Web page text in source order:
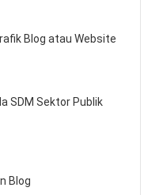
Blog atau Website
SDM Sektor Publik
Blog